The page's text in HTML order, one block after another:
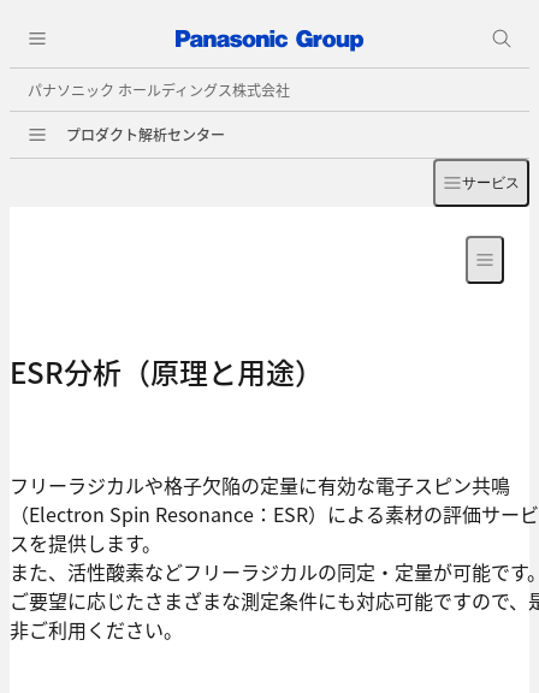
パナソニック ホールディングス株式会社
プロダクト解析センター
サービス
ESR分析（原理と用途）
フリーラジカルや格子欠陥の定量に有効な電子スピン共鳴
（Electron Spin Resonance：ESR）による素材の評価サービ
スを提供します。
また、活性酸素などフリーラジカルの同定・定量が可能です
ご要望に応じたさまざまな測定条件にも対応可能ですので、
非ご利用ください。